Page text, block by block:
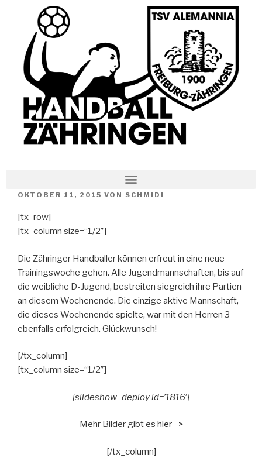
OKTOBER 11, 2015 VON SCHMIDI
[tx_row]
[tx_column size=“1/2″]
Die Zähringer Handballer können erfreut in eine neue
Trainingswoche gehen. Alle Jugendmannschaften, bis auf
die weibliche D-Jugend, bestreiten siegreich ihre Partien
an diesem Wochenende. Die einzige aktive Mannschaft,
die dieses Wochenende spielte, war mit den Herren 3
ebenfalls erfolgreich. Glückwunsch!
[/tx_column]
[tx_column size=“1/2″]
[slideshow_deploy id=’1816′]
Mehr Bilder gibt es hier –>
[/tx_column]